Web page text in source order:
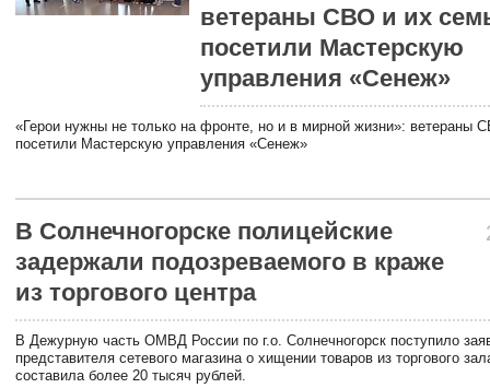
ветераны СВО и их
посетили Мастерскую
управления «Сенеж»
«Герои нужны не только на фронте, но и в мирной жизни»: ветераны
посетили Мастерскую управления «Сенеж»
В Солнечногорске полицейские
задержали подозреваемого в краже
из торгового центра
В Дежурную часть ОМВД России по г.о. Солнечногорск поступило
представителя сетевого магазина о хищении товаров из торгового
составила более 20 тысяч рублей.